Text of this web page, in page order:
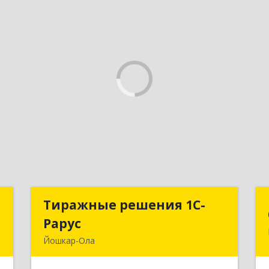
Тиражные решения 1С-
Рарус
Йошкар-Ола
Тиражные решения 1С-